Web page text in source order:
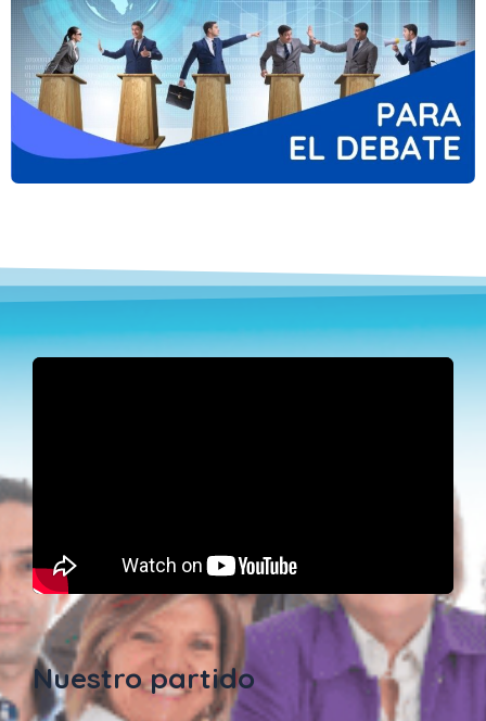
Nuestro partido